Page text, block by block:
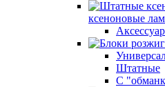
ксеноновые
Штатные
С